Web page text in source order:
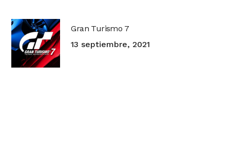
Gran Turismo 7
13 septiembre, 2021